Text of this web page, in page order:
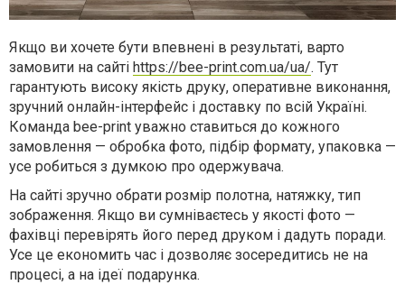
Якщо ви хочете бути впевнені в результаті, варто
замовити на сайті https://bee-print.com.ua/ua/. Тут
гарантують високу якість друку, оперативне виконання,
зручний онлайн-інтерфейс і доставку по всій Україні.
Команда bee-print уважно ставиться до кожного
замовлення — обробка фото, підбір формату, упаковка —
усе робиться з думкою про одержувача.
На сайті зручно обрати розмір полотна, натяжку, тип
зображення. Якщо ви сумніваєтесь у якості фото —
фахівці перевірять його перед друком і дадуть поради.
Усе це економить час і дозволяє зосередитись не на
процесі, а на ідеї подарунка.